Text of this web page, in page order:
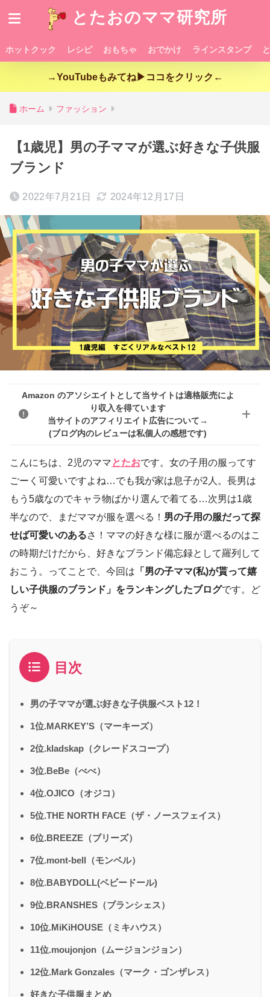
とたおのママ研究所
ホットクック レシピ おもちゃ おでかけ ラインスタンプ
→YouTubeもみてね▶ココをクリック←
ホーム ファッション
【1歳児】男の子ママが選ぶ好きな子供服
ブランド
2022年7月21日 2024年12月17日
Amazon のアソシエイトとして当サイトは適格販売によ
り収入を得ています
当サイトのアフィリエイト広告について→
(ブログ内のレビューは私個人の感想です)
こんにちは、2児のママとたおです。女の子用の服ってす
ごーく可愛いですよね…でも我が家は息子が2人。長男は
もう5歳なのでキャラ物ばかり選んで着てる…次男は1歳
半なので、まだママが服を選べる！ 男の子用の服だって探
せば可愛いのあるさ！ママの好きな様に服が選べるのはこ
の時期だけだから、好きなブランド備忘録として羅列して
おこう。ってことで、今回は 「男の子ママ(私)が貰って嬉
しい子供服のブランド」をランキングしたブログです。ど
うぞ～
目次
男の子ママが選ぶ好きな子供服ベスト12！
1位.MARKEY’S（マーキーズ）
2位.kladskap（クレードスコープ）
3位.BeBe（べべ）
4位.OJICO（オジコ）
5位.THE NORTH FACE（ザ・ノースフェイス）
6位.BREEZE（ブリーズ）
7位.mont-bell（モンベル）
8位.BABYDOLL(ベビードール)
9位.BRANSHES（ブランシェス）
10位.MiKiHOUSE（ミキハウス）
11位.moujonjon（ムージョンジョン）
12位.Mark Gonzales（マーク・ゴンザレス）
好きな子供服まとめ